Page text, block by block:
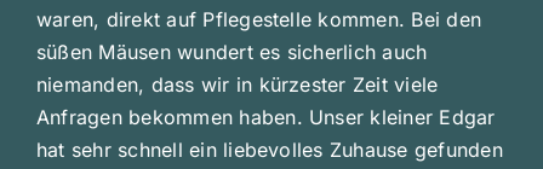
waren, direkt auf Pflegestelle kommen. Bei den
süßen Mäusen wundert es sicherlich auch
niemanden, dass wir in kürzester Zeit viele
Anfragen bekommen haben. Unser kleiner Edgar
hat sehr schnell ein liebevolles Zuhause gefunden